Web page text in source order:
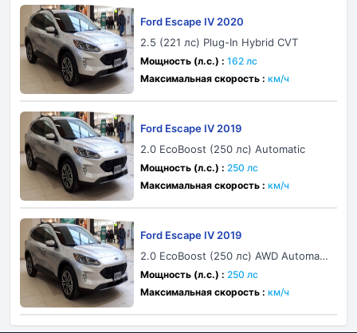
Ford Escape IV 2020
2.5 (221 лс) Plug-In Hybrid CVT
Мощность (л.с.) : 162 лс
Максимальная скорость : км/ч
Ford Escape IV 2019
2.0 EcoBoost (250 лс) Automatic
Мощность (л.с.) : 250 лс
Максимальная скорость : км/ч
Ford Escape IV 2019
2.0 EcoBoost (250 лс) AWD Automati
c
Мощность (л.с.) : 250 лс
Максимальная скорость : км/ч